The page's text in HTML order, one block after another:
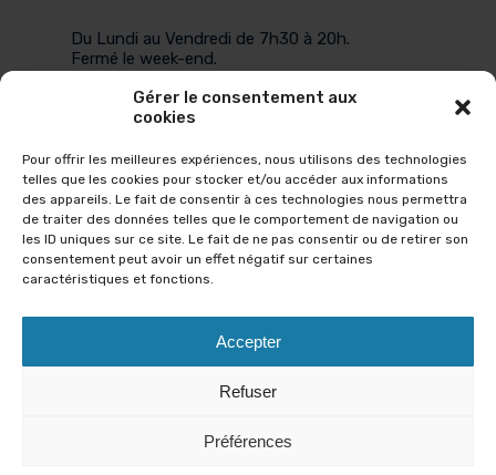
Gérer le consentement aux
cookies
Pour offrir les meilleures expériences, nous utilisons des technologies
telles que les cookies pour stocker et/ou accéder aux informations
des appareils. Le fait de consentir à ces technologies nous permettra
de traiter des données telles que le comportement de navigation ou
les ID uniques sur ce site. Le fait de ne pas consentir ou de retirer son
consentement peut avoir un effet négatif sur certaines
caractéristiques et fonctions.
Accepter
Refuser
Préférences
Du Lundi au Vendredi de 7h30 à 20h.
Fermé le week-end.
NOUS CONTACTER :
SMS
06.67.89.36.02 (n° ne recevant que les SMS)
TÉLÉPHONE
Lundi, mardi, jeudi, vendredi
De 9H à 12H et de 14 à 16H
aquakinecrolles@gmail.com
© 2026 Aquakiné Crolles.